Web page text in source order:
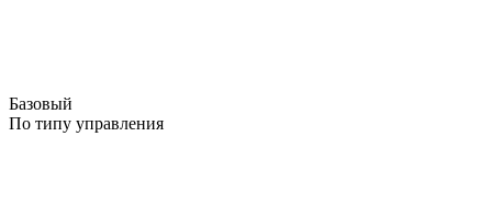
Базовый
По типу управления